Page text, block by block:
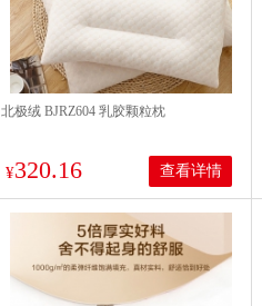
北极绒 BJRZ604 乳胶颗粒枕
¥320.16 查看详情